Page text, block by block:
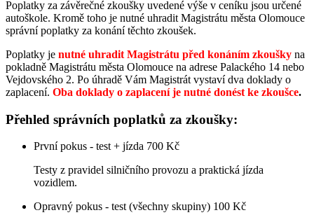
Poplatky za závěrečné zkoušky uvedené výše v ceníku jsou určené
autoškole. Kromě toho je nutné uhradit Magistrátu města Olomouce
správní poplatky za konání těchto zkoušek.
Poplatky je nutné uhradit Magistrátu před konáním zkoušky na
pokladně Magistrátu města Olomouce na adrese Palackého 14 nebo
Vejdovského 2. Po úhradě Vám Magistrát vystaví dva doklady o
zaplacení. Oba doklady o zaplacení je nutné donést ke zkoušce.
Přehled správních poplatků za zkoušky:
První pokus - test + jízda 700 Kč
Testy z pravidel silničního provozu a praktická jízda
vozidlem.
Opravný pokus - test (všechny skupiny) 100 Kč